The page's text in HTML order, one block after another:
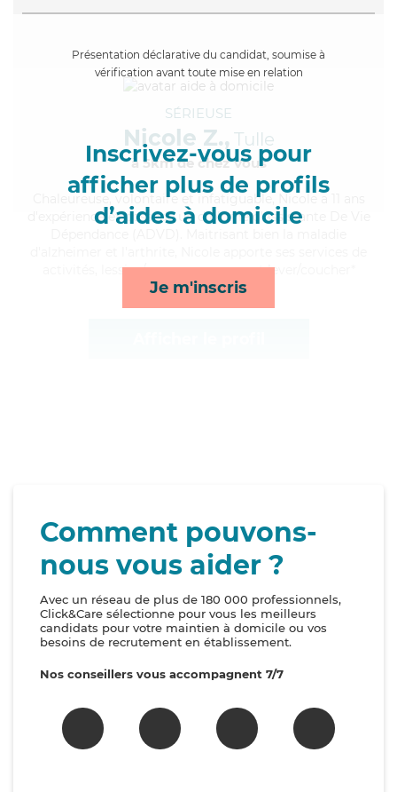
Présentation déclarative du candidat, soumise à
vérification avant toute mise en relation
Inscrivez-vous pour
afficher plus de profils
d’aides à domicile
Je m'inscris
SÉRIEUSE
Nicole Z., Tulle
à 5km de chez Vous
, volontaire et infatiguable, Nicole a 11 ans
d'expérience et possède un diplôme d'Assistante De Vie
activités, lessive/repassage, repas et lever/coucher*
Comment pouvons-
nous vous aider ?
Avec un réseau de plus de 180 000 professionnels,
Click&Care sélectionne pour vous les meilleurs
candidats pour votre maintien à domicile ou vos
besoins de recrutement en établissement.
Nos conseillers vous accompagnent 7/7